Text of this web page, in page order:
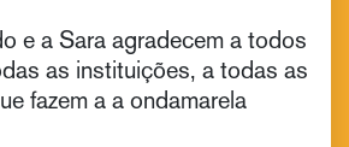
e a Sara​ agradecem a todos
as instituições, a todas as
fazem a a ondamarela